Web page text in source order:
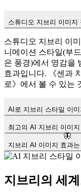
🦋
스튜디오 지브리 이미지
스튜디오 지브리 이
니메이션 스타일(부
은 풍경)에서 영감을
효과입니다. 《센과
로》에서 볼 수 있는
AI로 지브리 스타일 이
최고의 AI 지브리 이미
지브리 AI 이미지 효과
지브리의 세